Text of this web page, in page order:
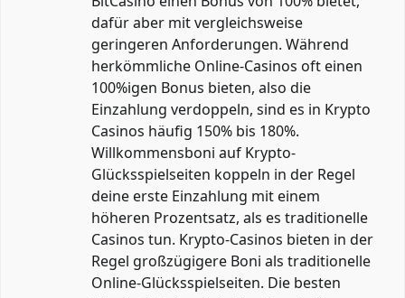
dafür aber mit vergleichsweise
geringeren Anforderungen. Während
herkömmliche Online-Casinos oft einen
100%igen Bonus bieten, also die
Einzahlung verdoppeln, sind es in Krypto
Casinos häufig 150% bis 180%.
Willkommensboni auf Krypto-
Glücksspielseiten koppeln in der Regel
deine erste Einzahlung mit einem
höheren Prozentsatz, als es traditionelle
Casinos tun. Krypto-Casinos bieten in der
Regel großzügigere Boni als traditionelle
Online-Glücksspielseiten. Die besten